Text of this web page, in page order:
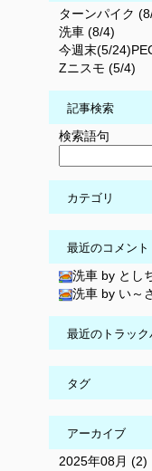
ターンパイク
洗車 (8/4)
今週末(5/
Zニスモ (5/4)
記事検索
検索語句
カテゴリ
最近のコメント
洗車 by とし
洗車 by い～
最近のトラック
タグ
アーカイブ
2025年08月 (2)